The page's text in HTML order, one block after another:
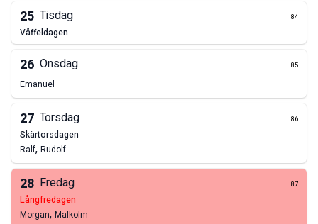
25 Tisdag 84
våffeldagen
26 Onsdag 85
Emanuel
27 Torsdag 86
skärtorsdagen
Ralf, Rudolf
28 Fredag 87
långfredagen
Morgan, Malkolm